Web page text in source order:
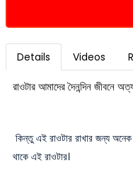
Details Videos
রাওটার আমাদের দৈনন্দিন জীবনে
কিন্তু এই রাওটার রাখার জন্য
থাকে এই রাওটার।